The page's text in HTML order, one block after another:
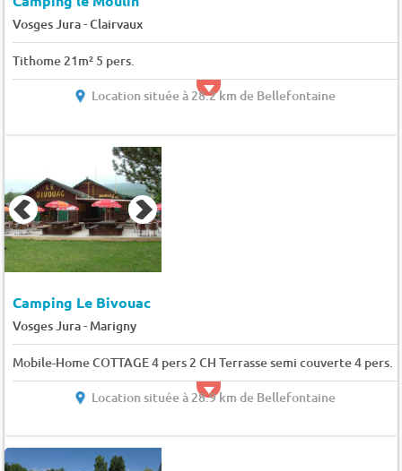
Vosges Jura-Clairvaux
Tithome 21m² 5 pers.
Location située à 28.2 km de Bellefontaine
Camping Le Bivouac
Vosges Jura- Marigny
Mobile-Home COTTAGE 4 pers 2 CH Terrasse semi couverte 4 pers.
Location située à 28.9 km de Bellefontaine